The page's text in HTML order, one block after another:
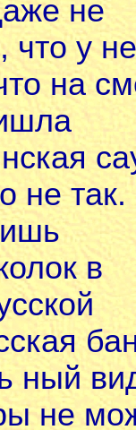
не
что у
на
не так.
в
ный
не